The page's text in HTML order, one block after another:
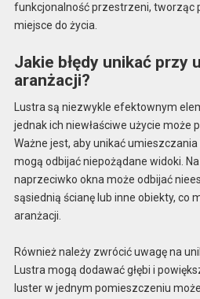
funkcjonalność przestrzeni, tworząc
miejsce do życia.
Jakie błędy unikać przy
aranżacji?
Lustra są niezwykle efektownym
jednak ich niewłaściwe użycie może
Ważne jest, aby unikać
mogą odbijać niepożądane widoki.
naprzeciwko okna może odbijać
sąsiednią ścianę lub inne obiekty, co
aranżacji.
Również należy zwrócić uwagę na
Lustra mogą dodawać głębi i
luster w jednym pomieszczeniu